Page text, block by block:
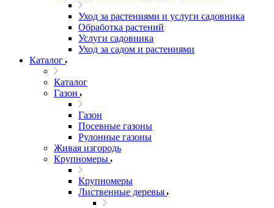
Уход за растениями и услуги садовника
Обработка растений
Услуги садовника
Уход за садом и растениями
Каталог
Каталог
Газон
Газон
Посевные газоны
Рулонные газоны
Живая изгородь
Крупномеры
Крупномеры
Лиственные деревья